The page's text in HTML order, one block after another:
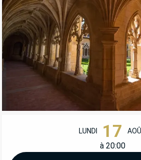
OUVERTURE ET
LUNDI 17
à 20:00